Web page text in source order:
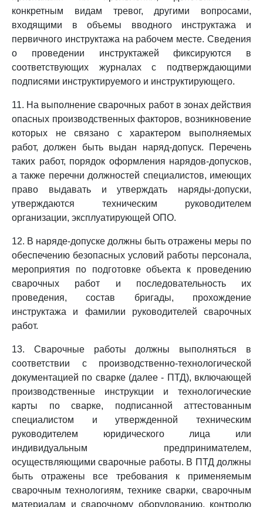
конкретным видам тревог, другими вопросами,
входящими в объемы вводного инструктажа и
первичного инструктажа на рабочем месте. Сведения
о проведении инструктажей фиксируются в
соответствующих журналах с подтверждающими
подписями инструктируемого и инструктирующего.
11. На выполнение сварочных работ в зонах действия
опасных производственных факторов, возникновение
которых не связано с характером выполняемых
работ, должен быть выдан наряд-допуск. Перечень
таких работ, порядок оформления нарядов-допусков,
а также перечни должностей специалистов, имеющих
право выдавать и утверждать наряды-допуски,
утверждаются техническим руководителем
организации, эксплуатирующей ОПО.
12. В наряде-допуске должны быть отражены меры по
обеспечению безопасных условий работы персонала,
мероприятия по подготовке объекта к проведению
сварочных работ и последовательность их
проведения, состав бригады, прохождение
инструктажа и фамилии руководителей сварочных
работ.
13. Сварочные работы должны выполняться в
соответствии с производственно-технологической
документацией по сварке (далее - ПТД), включающей
производственные инструкции и технологические
карты по сварке, подписанной аттестованным
специалистом и утвержденной техническим
руководителем юридического лица или
индивидуальным предпринимателем,
осуществляющими сварочные работы. В ПТД должны
быть отражены все требования к применяемым
сварочным технологиям, технике сварки, сварочным
материалам и сварочному оборудованию, контролю